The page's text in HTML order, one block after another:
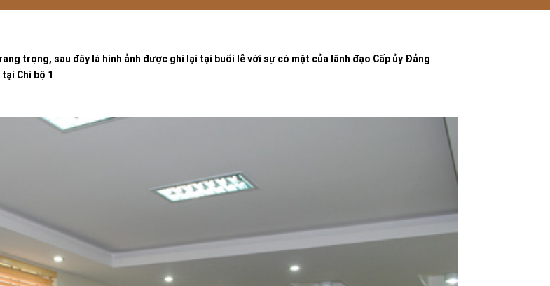
trọng, sau đây là hình ảnh được ghi lại tại buổi lễ với sự có mặt của lãnh đạo Cấp ủy Đảng
Chi bộ 1